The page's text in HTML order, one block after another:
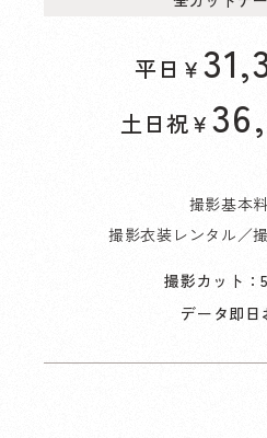
平日 ￥
土日祝￥
撮影基本
撮影衣装レンタル／
撮影カット：
データ即日